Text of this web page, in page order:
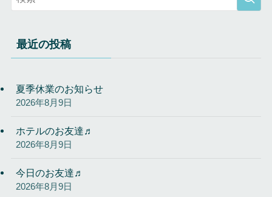
最近の投稿
夏季休業のお知らせ
2026年8月9日
ホテルのお友達♬
2026年8月9日
今日のお友達♬
2026年8月9日